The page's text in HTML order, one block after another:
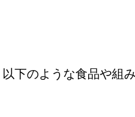
下のような食品や組